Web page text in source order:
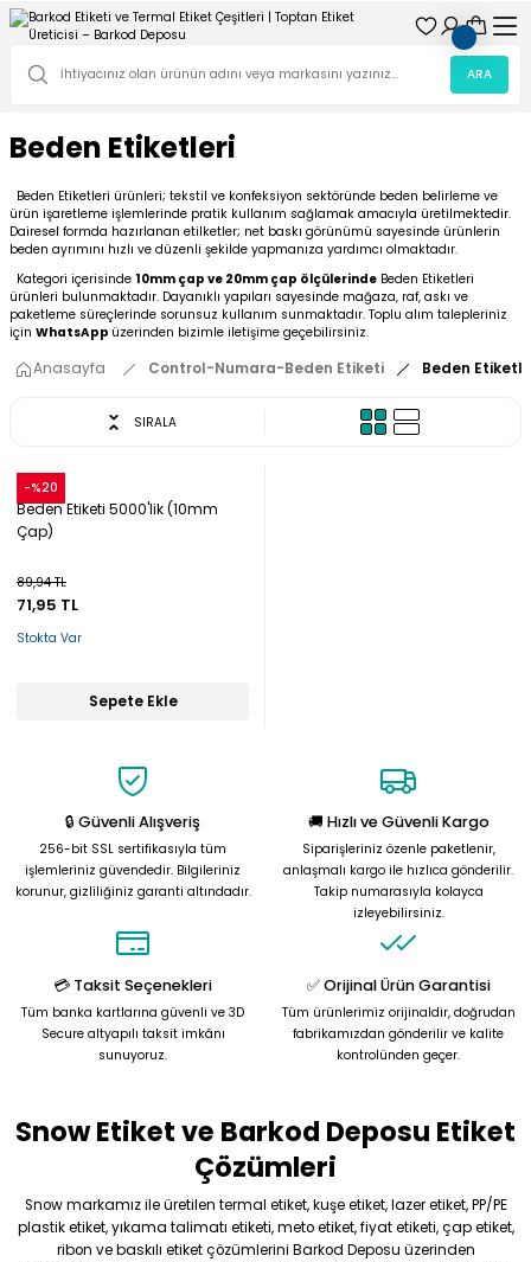
ARA
Beden Etiketleri
Beden Etiketleri ürünleri; tekstil ve konfeksiyon sektöründe beden belirleme ve
ürün işaretleme işlemlerinde pratik kullanım sağlamak amacıyla üretilmektedir.
Dairesel formda hazırlanan etilketler; net baskı görünümü sayesinde ürünlerin
beden ayrımını hızlı ve düzenli şekilde yapmanıza yardımcı olmaktadır.
Kategori içerisinde 10mm çap ve 20mm çap ölçülerinde Beden Etiketleri
ürünleri bulunmaktadır. Dayanıklı yapıları sayesinde mağaza, raf, askı ve
paketleme süreçlerinde sorunsuz kullanım sunmaktadır. Toplu alım talepleriniz
için WhatsApp üzerinden bizimle iletişime geçebilirsiniz.
Anasayfa Control-Numara-Beden Etiketi Beden
SIRALA
-%20
Snow
Beden Etiketi 5000'lik (10mm
Çap)
89,94 TL
71,95 TL
Stokta Var
Sepete Ekle
🔒 Güvenli Alışveriş
256-bit SSL sertifikasıyla tüm
işlemleriniz güvendedir. Bilgileriniz
korunur, gizliliğiniz garanti altındadır.
🚚 Hızlı ve Güvenli Kargo
Siparişleriniz özenle paketlenir,
anlaşmalı kargo ile hızlıca gönderilir.
Takip numarasıyla kolayca
izleyebilirsiniz.
💳 Taksit Seçenekleri
Tüm banka kartlarına güvenli ve 3D
Secure altyapılı taksit imkânı
sunuyoruz.
✅ Orijinal Ürün Garantisi
Tüm ürünlerimiz orijinaldir, doğrudan
fabrikamızdan gönderilir ve kalite
kontrolünden geçer.
Snow Etiket ve Barkod Deposu Etiket
Çözümleri
Snow markamız ile üretilen termal etiket, kuşe etiket, lazer etiket, PP/PE
plastik etiket, yıkama talimatı etiketi, meto etiket, fiyat etiketi, çap etiket,
ribon ve baskılı etiket çözümlerini Barkod Deposu üzerinden